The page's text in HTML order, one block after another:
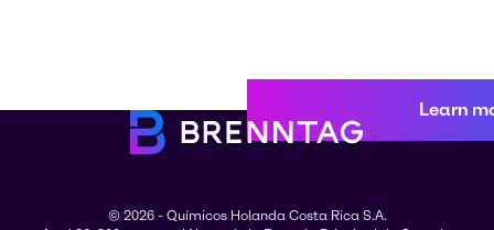
Learn
© 2026 - Químicos Holanda Costa Rica S.A.